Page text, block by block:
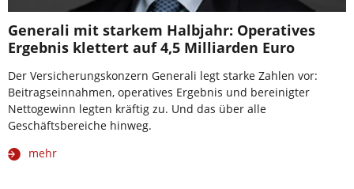
Generali mit starkem Halbjahr: Operatives
Ergebnis klettert auf 4,5 Milliarden Euro
Der Versicherungskonzern Generali legt starke Zahlen vor:
Beitragseinnahmen, operatives Ergebnis und bereinigter
Nettogewinn legten kräftig zu. Und das über alle
Geschäftsbereiche hinweg.
mehr